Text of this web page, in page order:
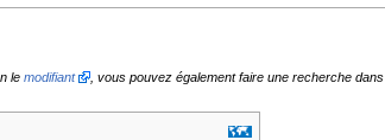
le modifiant , vous pouvez également faire une recherche dans